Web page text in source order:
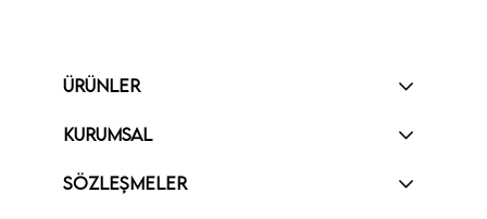
ÜRÜNLER
KURUMSAL
SÖZLEŞMELER